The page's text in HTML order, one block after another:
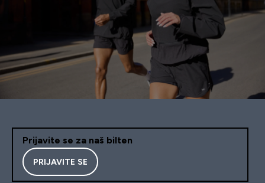
Prijavite se za naš bilten
PRIJAVITE SE